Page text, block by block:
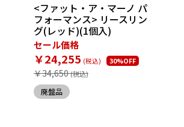
<ファット・ア・マーノ パ
フォーマンス> リースリン
グ(レッド)(1個入)
セール価格
￥24,255 30%OFF
￥34,650
廃盤品